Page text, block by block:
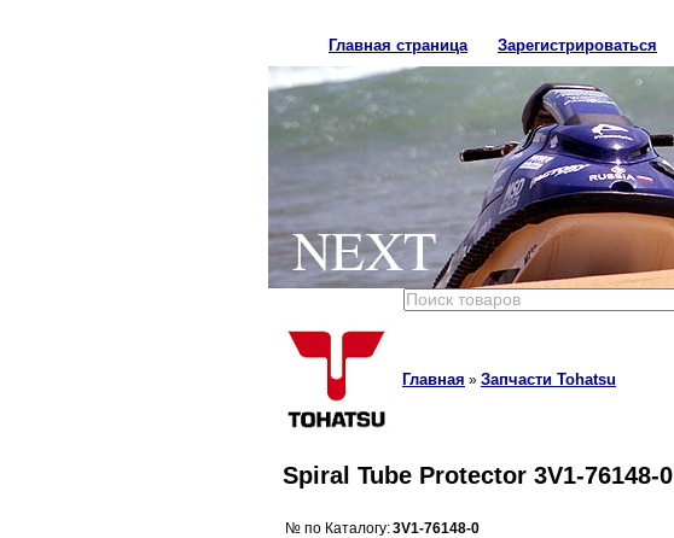
Главная страница Зарегистрироваться
NEXT
Главная » Запчасти Tohatsu
Spiral Tube Protector 3V1-76148-0
№ по Каталогу:3V1-76148-0